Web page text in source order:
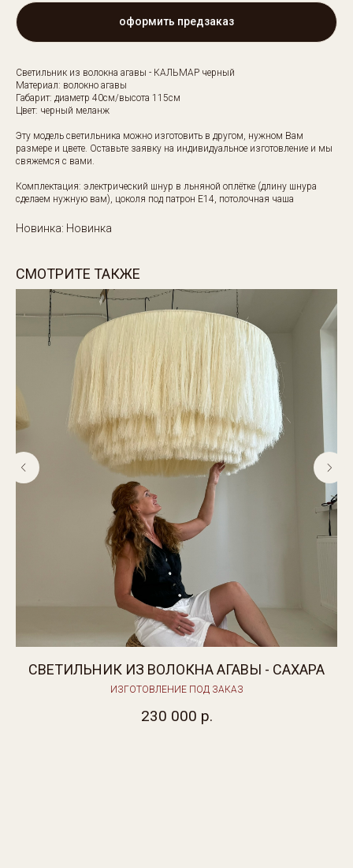
оформить предзаказ
Светильник из волокна агавы - КАЛЬМАР черный
Материал: волокно агавы
Габарит: диаметр 40см/высота 115см
Цвет: черный меланж
Эту модель светильника можно изготовить в другом, нужном Вам
размере и цвете. Оставьте заявку на индивидуальное изготовление и мы
свяжемся с вами.
Комплектация: электрический шнур в льняной оплётке (длину шнура
сделаем нужную вам), цоколя под патрон Е14, потолочная чаша
Новинка: Новинка
СМОТРИТЕ ТАКЖЕ
СВЕТИЛЬНИК ИЗ ВОЛОКНА АГАВЫ - САХАРА
ИЗГОТОВЛЕНИЕ ПОД ЗАКАЗ
230 000 р.